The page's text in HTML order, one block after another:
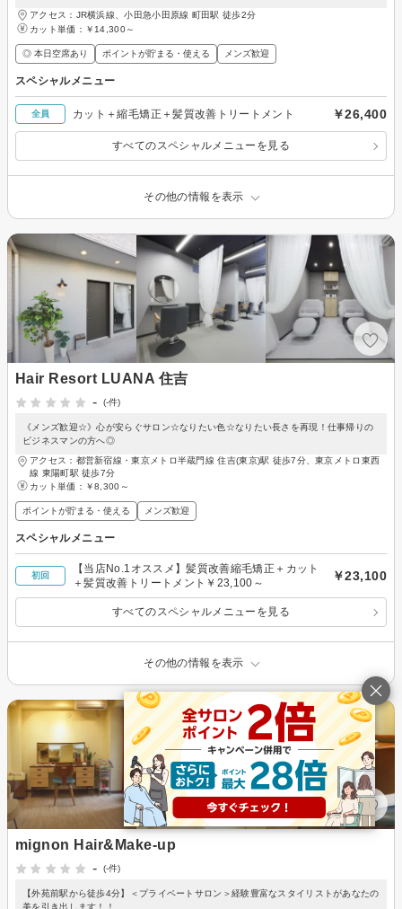
アクセス：JR横浜線、小田急小田原線 町田駅 徒歩2分
カット単価： ￥14,300～
◎ 本日空席あり ポイントが貯まる・使える メンズ歓迎
スペシャルメニュー
全員 カット＋縮毛矯正＋髪質改善トリートメント ￥26,400
すべてのスペシャルメニューを見る
その他の情報を表示
Hair Resort LUANA 住吉
-
(-件)
《メンズ歓迎☆》心が安らぐサロン☆なりたい色☆なりたい長さを再現！仕事帰りの
ビジネスマンの方へ◎
アクセス：都営新宿線・東京メトロ半蔵門線 住吉(東京)駅 徒歩7分、東京メトロ東西
線 東陽町駅 徒歩7分
カット単価： ￥8,300～
ポイントが貯まる・使える メンズ歓迎
スペシャルメニュー
初回
【当店No.1オススメ】髪質改善縮毛矯正＋カット
＋髪質改善トリートメント￥23,100～
￥23,100
すべてのスペシャルメニューを見る
その他の情報を表示
mignon Hair&Make-up
-
(-件)
【外苑前駅から徒歩4分】＜プライベートサロン＞経験豊富なスタイリストがあなたの
美を引き出します！！